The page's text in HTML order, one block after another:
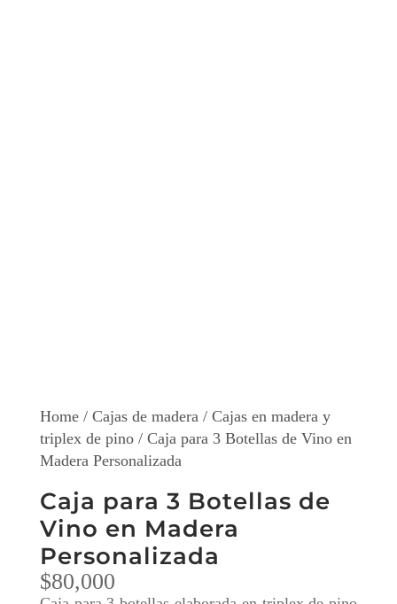
Home/ Cajas de madera / Cajas en madera y
triplex de pino/ Caja para 3 Botellas de Vino en
Madera Personalizada
Caja para 3 Botellas de
Vino en Madera
Personalizada
$80,000